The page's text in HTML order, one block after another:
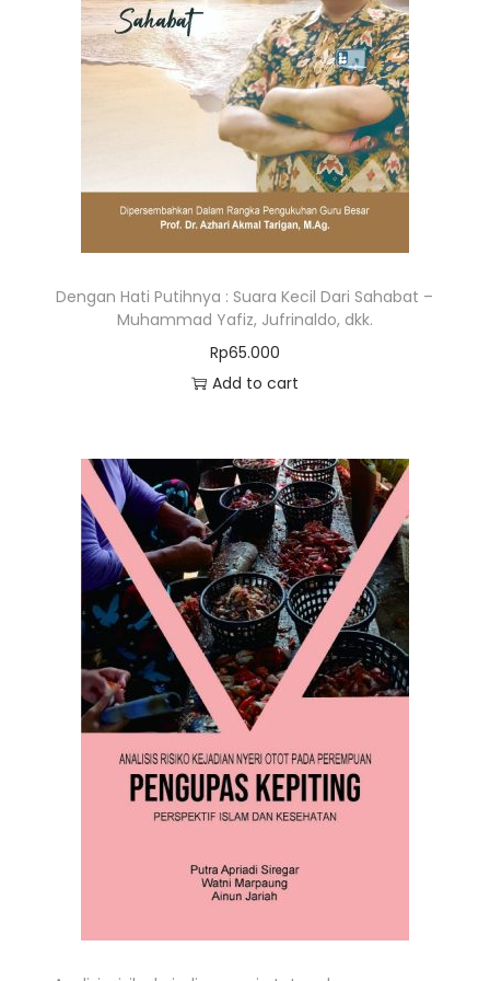
Dengan Hati Putihnya : Suara Kecil Dari Sahabat –
Muhammad Yafiz, Jufrinaldo, dkk.
Rp65.000
Add to cart